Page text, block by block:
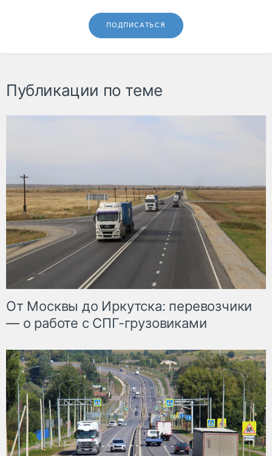
ПОДПИСАТЬСЯ
Публикации по теме
От Москвы до Иркутска: перевозчики
— о работе с СПГ-грузовиками